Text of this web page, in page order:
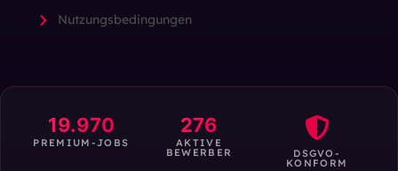
Nutzungsbedingungen
19.970
PREMIUM-JOBS
276
AKTIVE
BEWERBER DSGVO-
KONFORM